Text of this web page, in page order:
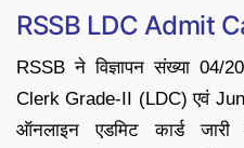
RSSB LDC Admit
RSSB ने विज्ञापन संख्या 04/
Clerk Grade-II (LDC) एवं
ऑनलाइन एडमिट कार्ड